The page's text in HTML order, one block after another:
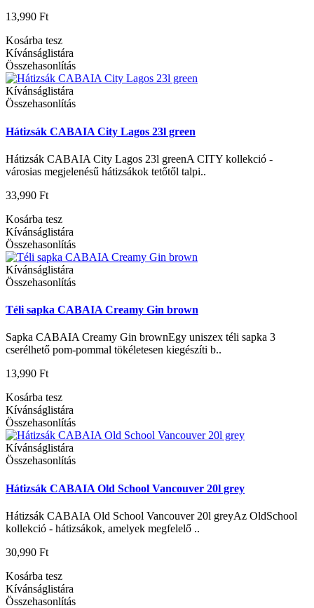
13,990 Ft
Kosárba tesz
Kívánságlistára
Összehasonlítás
Kívánságlistára
Összehasonlítás
Hátizsák CABAIA City Lagos 23l green
Hátizsák CABAIA City Lagos 23l greenA CITY kollekció -
városias megjelenésű hátizsákok tetőtől talpi..
33,990 Ft
Kosárba tesz
Kívánságlistára
Összehasonlítás
Kívánságlistára
Összehasonlítás
Téli sapka CABAIA Creamy Gin brown
Sapka CABAIA Creamy Gin brownEgy uniszex téli sapka 3
cserélhető pom-pommal tökéletesen kiegészíti b..
13,990 Ft
Kosárba tesz
Kívánságlistára
Összehasonlítás
Kívánságlistára
Összehasonlítás
Hátizsák CABAIA Old School Vancouver 20l grey
Hátizsák CABAIA Old School Vancouver 20l greyAz OldSchool
kollekció - hátizsákok, amelyek megfelelő ..
30,990 Ft
Kosárba tesz
Kívánságlistára
Összehasonlítás